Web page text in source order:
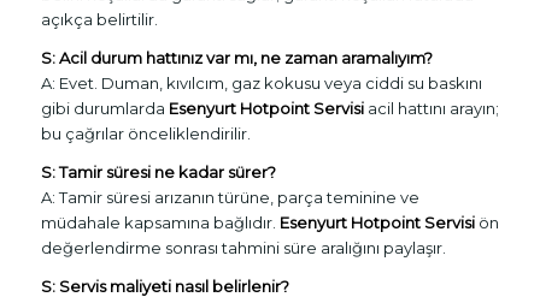
açıkça belirtilir.
S: Acil durum hattınız var mı, ne zaman aramalıyım?
A: Evet. Duman, kıvılcım, gaz kokusu veya ciddi su baskını
gibi durumlarda Esenyurt Hotpoint Servisiacil hattını arayın;
bu çağrılar önceliklendirilir.
S: Tamir süresi ne kadar sürer?
A: Tamir süresi arızanın türüne, parça teminine ve
müdahale kapsamına bağlıdır. Esenyurt Hotpoint Servisiön
değerlendirme sonrası tahmini süre aralığını paylaşır.
S: Servis maliyeti nasıl belirlenir?